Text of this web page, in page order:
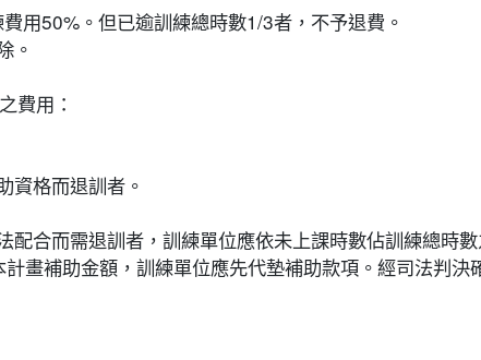
用50%。但已逾訓練總時數1/3者，不予退費。
。
費用：
資格而退訓者。
合而需退訓者，訓練單位應依未上課時數佔訓練總時
畫補助金額，訓練單位應先代墊補助款項。經司法判決